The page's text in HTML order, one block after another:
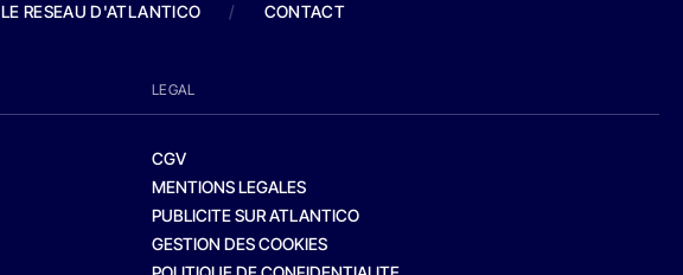
LE RESEAU D'ATLANTICO / CONTACT
LEGAL
CGV
MENTIONS LEGALES
PUBLICITE SUR ATLANTICO
GESTION DES COOKIES